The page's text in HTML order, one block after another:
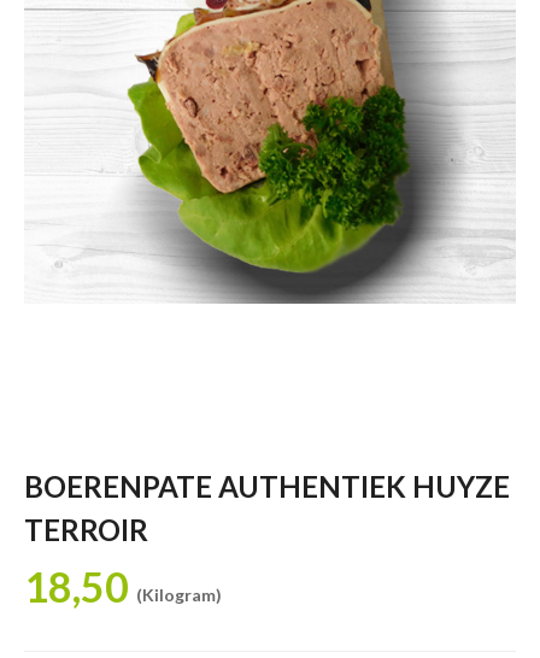
BOERENPATE AUTHENTIEK HUYZE
TERROIR
18,50 (Kilogram)